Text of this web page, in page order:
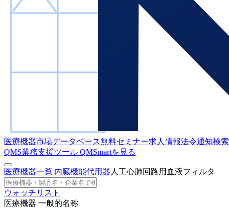
医療機器市場データベース無料セミナー求人情報法令通知検索
QMS業務支援ツール QMSmartを見る
医療機器一覧 内臓機能代用器 人工心肺回路用血液フィルタ
ウォッチリスト
医療機器 一般的名称